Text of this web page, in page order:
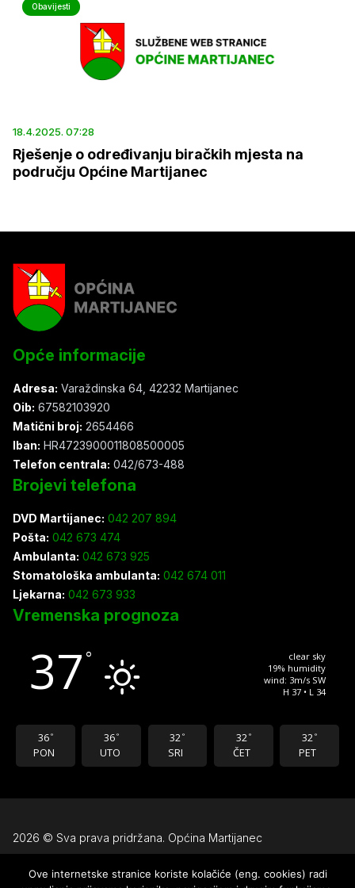
Obavijesti
18.4.2025. 07:28
Rješenje o određivanju biračkih mjesta na
području Općine Martijanec
Opće informacije
Adresa: Varaždinska 64, 42232 Martijanec
Oib: 67582103920
Matični broj: 2654466
Iban: HR4723900011808500005
Telefon centrala: 042/673-488
Brojevi telefona
DVD Martijanec: 042 207 894
Pošta: 042 673 474
Ambulanta: 042 673 925
Stomatološka ambulanta: 042 674 011
Ljekarna: 042 673 933
Vremenska prognoza
37 °
clear sky
19% humidity
wind: 3m/s SW
H 37 • L 34
36 °
PON
36 °
UTO
32 °
SRI
32 °
ČET
32 °
PET
2026 © Sva prava pridržana. Općina Martijanec
Uvjeti korištenja
Ove internetske stranice koriste kolačiće (eng. cookies) radi